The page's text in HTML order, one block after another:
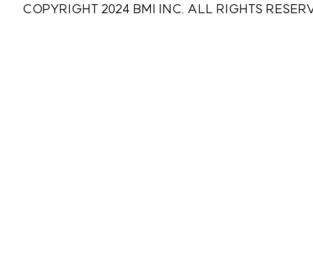
COPYRIGHT 2024 BMI INC. ALL RIGHTS